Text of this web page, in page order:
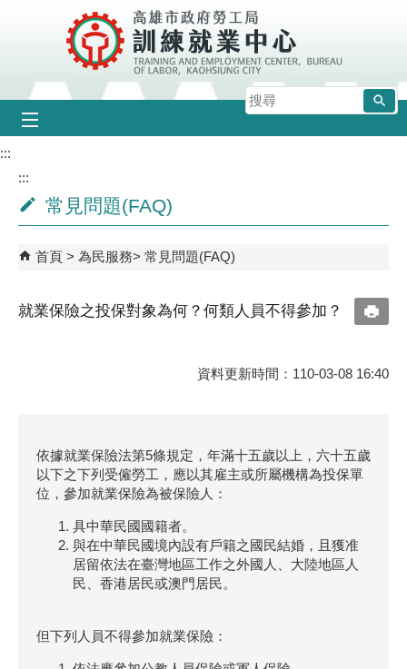
跳到主要內容區塊
搜
尋
:::
:::
常見問題(FAQ)
首頁 為民服務 常見問題(FAQ)
就業保險之投保對象為何？何類人員不得參加？
資料更新時間：110-03-08 16:40
依據就業保險法第5條規定，年滿十五歲以上，六十五歲
以下之下列受僱勞工，應以其雇主或所屬機構為投保單
位，參加就業保險為被保險人：
具中華民國國籍者。
與在中華民國境內設有戶籍之國民結婚，且獲准
居留依法在臺灣地區工作之外國人、大陸地區人
民、香港居民或澳門居民。
但下列人員不得參加就業保險：